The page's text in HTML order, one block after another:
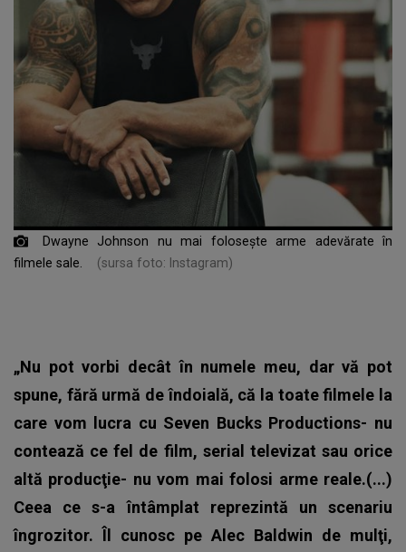
Dwayne Johnson nu mai folosește arme adevărate în
filmele sale.
(sursa foto: Instagram)
„Nu pot vorbi decât în numele meu, dar vă pot
spune, fără urmă de îndoială, că la toate filmele la
care vom lucra cu Seven Bucks Productions- nu
contează ce fel de film, serial televizat sau orice
altă producţie- nu vom mai folosi arme reale.(...)
Ceea ce s-a întâmplat reprezintă un scenariu
îngrozitor. Îl cunosc pe Alec Baldwin de mulţi,